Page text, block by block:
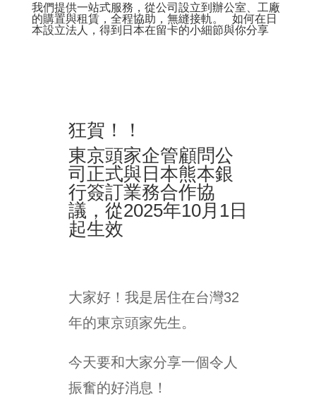
我們提供一站式服務，從公司設立到辦公室、工廠
的購置與租賃，全程協助，無縫接軌。 如何在日
本設立法人，得到日本在留卡的小細節與你分享
狂賀！！
東京頭家企管顧問公
司正式與日本熊本銀
行簽訂業務合作協
議，從2025年10月1日
起生效
大家好！我是居住在台灣32
年的東京頭家先生。
今天要和大家分享一個令人
振奮的好消息！